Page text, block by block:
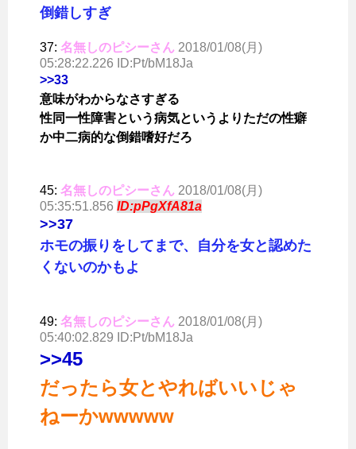
倒錯しすぎ
37: 名無しのピシーさん 2018/01/08(月)
05:28:22.226 ID:Pt/bM18Ja
>>33
意味がわからなさすぎる
性同一性障害という病気というよりただの性癖
か中二病的な倒錯嗜好だろ
45: 名無しのピシーさん 2018/01/08(月)
05:35:51.856 ID:pPgXfA81a
>>37
ホモの振りをしてまで、自分を女と認めた
くないのかもよ
49: 名無しのピシーさん 2018/01/08(月)
05:40:02.829 ID:Pt/bM18Ja
>>45
だったら女とやればいいじゃ
ねーかwwwww